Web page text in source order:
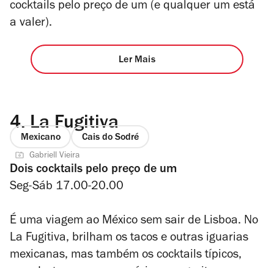
cocktails pelo preço de um (e qualquer um está
a valer).
Ler Mais
4. La Fugitiva
Mexicano Cais do Sodré
Gabriell Vieira
Dois cocktails pelo preço de um
Seg-Sáb 17.00-20.00
É uma viagem ao México sem sair de Lisboa. No
La Fugitiva, brilham os tacos e outras iguarias
mexicanas, mas também os cocktails típicos,